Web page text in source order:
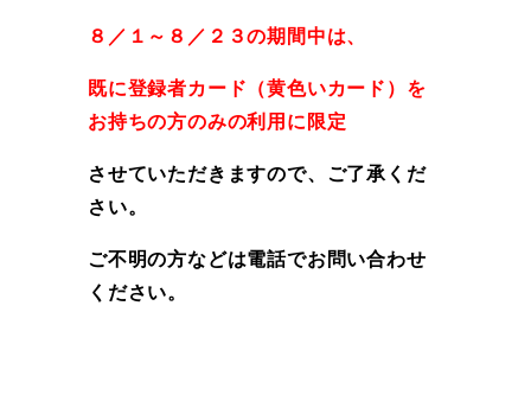
８／１～８／２３の期間中は、
既に登録者カード（黄色いカード）を
お持ちの方のみの利用に限定
させていただきますので、ご了承くだ
さい。
ご不明の方などは電話でお問い合わせ
ください。